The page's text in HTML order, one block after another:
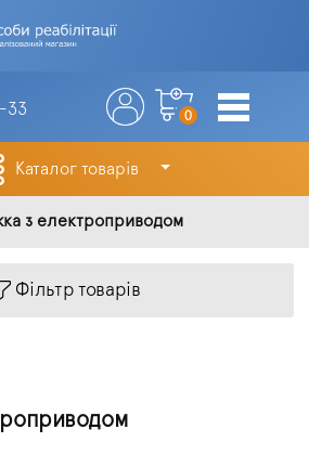
33 0
Каталог товарів
з електроприводом
Фільтр товарів